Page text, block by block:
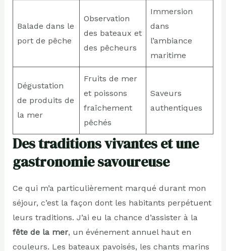
Balade dans le
port de pêche
Observation
des bateaux et
des pêcheurs
Immersion
dans
l’ambiance
maritime
Dégustation
de produits de
la mer
Fruits de mer
et poissons
fraîchement
pêchés
Saveurs
authentiques
Des traditions vivantes et une
gastronomie savoureuse
Ce qui m’a particulièrement marqué durant mon
séjour, c’est la façon dont les habitants perpétuent
leurs traditions. J’ai eu la chance d’assister à la
fête de la mer, un événement annuel haut en
couleurs. Les bateaux pavoisés, les chants marins